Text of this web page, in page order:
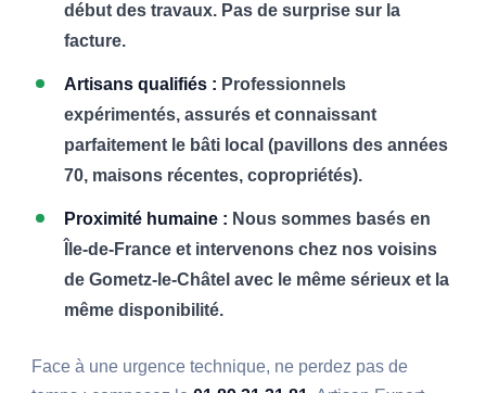
début des travaux. Pas de surprise sur la
facture.
Artisans qualifiés : Professionnels
expérimentés, assurés et connaissant
parfaitement le bâti local (pavillons des années
70, maisons récentes, copropriétés).
Proximité humaine : Nous sommes basés en
Île-de-France et intervenons chez nos voisins
de Gometz-le-Châtel avec le même sérieux et la
même disponibilité.
Face à une urgence technique, ne perdez pas de